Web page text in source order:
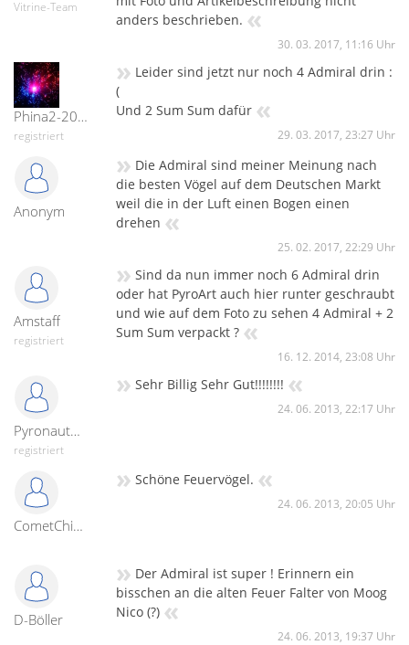
Vitrine-Team
anders beschrieben. «
30. 03. 2017, 11:16 Uhr
Phina2-20420
registriert
» Leider sind jetzt nur noch 4 Admiral drin :
(
Und 2 Sum Sum dafür «
29. 03. 2017, 23:27 Uhr
Anonym
» Die Admiral sind meiner Meinung nach
die besten Vögel auf dem Deutschen Markt
weil die in der Luft einen Bogen einen
drehen «
25. 02. 2017, 22:29 Uhr
Amstaff
registriert
» Sind da nun immer noch 6 Admiral drin
oder hat PyroArt auch hier runter geschraubt
und wie auf dem Foto zu sehen 4 Admiral + 2
Sum Sum verpackt ? «
16. 12. 2014, 23:08 Uhr
PyronautGruzi
registriert
» Sehr Billig Sehr Gut!!!!!!!! «
24. 06. 2013, 22:17 Uhr
CometChinaBöllerD
» Schöne Feuervögel. «
24. 06. 2013, 20:05 Uhr
D-Böller
» Der Admiral ist super ! Erinnern ein
bisschen an die alten Feuer Falter von Moog
Nico (?) «
24. 06. 2013, 19:37 Uhr